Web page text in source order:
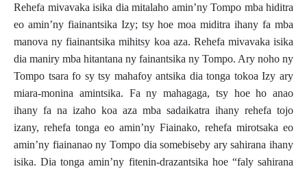
Rehefa mivavaka isika dia mitalaho amin’ny Tompo mba hiditra
eo amin’ny fiainantsika Izy; tsy hoe moa miditra ihany fa mba
manova ny fiainantsika mihitsy koa aza. Rehefa mivavaka isika
dia maniry mba hitantana ny fainantsika ny Tompo. Ary noho ny
Tompo tsara fo sy tsy mahafoy antsika dia tonga tokoa Izy ary
miara-monina amintsika. Fa ny mahagaga, tsy hoe ho anao
ihany fa na izaho koa aza mba sadaikatra ihany rehefa tojo
izany, rehefa tonga eo amin’ny Fiainako, rehefa mirotsaka eo
amin’ny fiainanao ny Tompo dia somebiseby ary sahirana ihany
isika. Dia tonga amin’ny fitenin-drazantsika hoe “faly sahirana